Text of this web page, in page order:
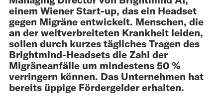
einem Wiener Start-up, das ein Headset
gegen Migräne entwickelt. Menschen, die
an der weitverbreiteten Krankheit leiden,
sollen durch kurzes tägliches Tragen des
Brightmind-Headsets die Zahl der
Migräneanfälle um mindestens 50 %
verringern können. Das Unternehmen hat
bereits üppige Fördergelder erhalten.